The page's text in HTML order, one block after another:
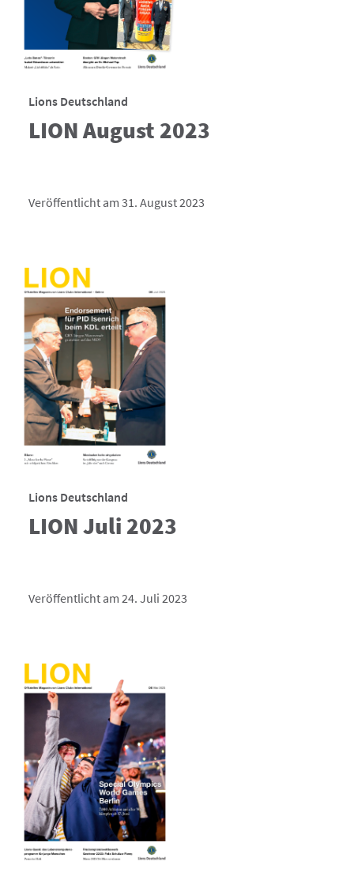
Lions Deutschland
LION August 2023
Veröffentlicht am 31. August 2023
Lions Deutschland
LION Juli 2023
Veröffentlicht am 24. Juli 2023